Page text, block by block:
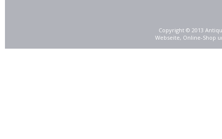
Copyright © 2013
Webseite, Online-Shop